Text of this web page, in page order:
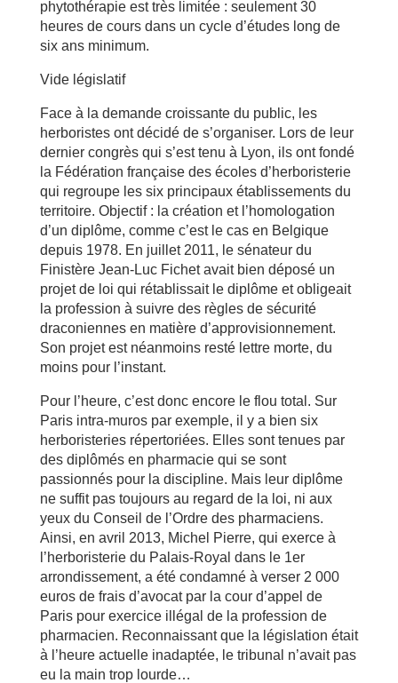
phytothérapie est très limitée : seulement 30
heures de cours dans un cycle d’études long de
six ans minimum.
Vide législatif
Face à la demande croissante du public, les
herboristes ont décidé de s’organiser. Lors de leur
dernier congrès qui s’est tenu à Lyon, ils ont fondé
la Fédération française des écoles d’herboristerie
qui regroupe les six principaux établissements du
territoire. Objectif : la création et l’homologation
d’un diplôme, comme c’est le cas en Belgique
depuis 1978. En juillet 2011, le sénateur du
Finistère Jean-Luc Fichet avait bien déposé un
projet de loi qui rétablissait le diplôme et obligeait
la profession à suivre des règles de sécurité
draconiennes en matière d’approvisionnement.
Son projet est néanmoins resté lettre morte, du
moins pour l’instant.
Pour l’heure, c’est donc encore le flou total. Sur
Paris intra-muros par exemple, il y a bien six
herboristeries répertoriées. Elles sont tenues par
des diplômés en pharmacie qui se sont
passionnés pour la discipline. Mais leur diplôme
ne suffit pas toujours au regard de la loi, ni aux
yeux du Conseil de l’Ordre des pharmaciens.
Ainsi, en avril 2013, Michel Pierre, qui exerce à
l’herboristerie du Palais-Royal dans le 1er
arrondissement, a été condamné à verser 2 000
euros de frais d’avocat par la cour d’appel de
Paris pour exercice illégal de la profession de
pharmacien. Reconnaissant que la législation était
à l’heure actuelle inadaptée, le tribunal n’avait pas
eu la main trop lourde…